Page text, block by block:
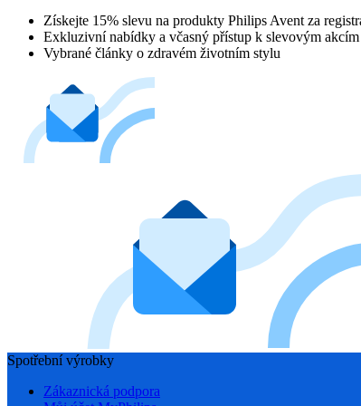
Získejte 15% slevu na produkty Philips Avent za
Exkluzivní nabídky a včasný přístup k slevovým akcím
Vybrané články o zdravém životním stylu
Spotřební výrobky
Zákaznická podpora